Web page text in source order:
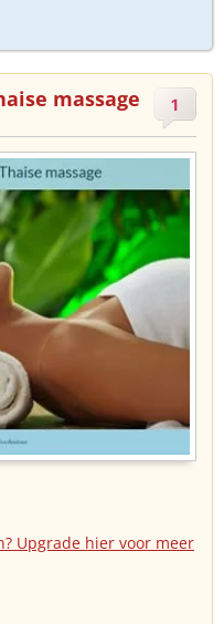
massage 1
Upgrade hier voor meer